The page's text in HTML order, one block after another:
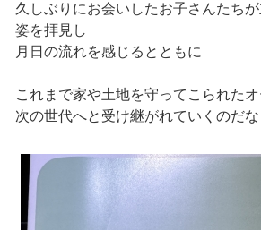
久しぶりにお会いしたお子さんたち
姿を拝見し
月日の流れを感じるとともに
これまで家や土地を守ってこられた
次の世代へと受け継がれていくのだ